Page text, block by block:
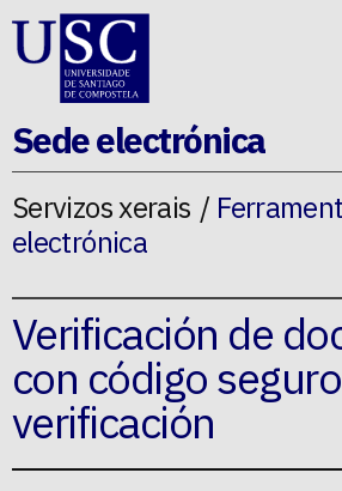
Ir ao contido da p�xina
Sede electrónica
Servizos xerais
electrónica
Verificación de
con código
verificación